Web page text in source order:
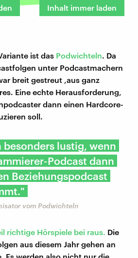
Inhalt immer laden
ist das Podwichteln. Da
unter Podcastmachern
breit gestreut ,aus ganz
Eine echte Herausforderung,
dann einen Hardcore-
soll.
besonders lustig, wenn
Podcast dann
Beziehungspodcast
vom Podwichteln
richtige Hörspiele bei raus. Die
aus diesem Jahr gehen an